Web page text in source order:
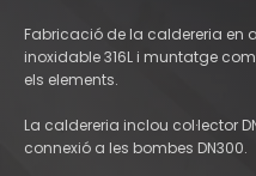
Fabricació de la caldereria en
inoxidable 316L i muntatge
els elements.
La caldereria inclou col·lector
connexió a les bombes DN300.